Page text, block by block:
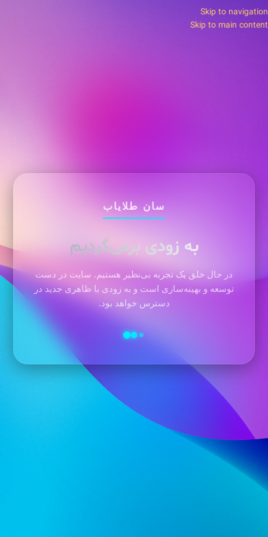
Skip to navigation
Skip to main content
سان طلایاب
به زودی برمی‌گردیم
در حال خلق یک تجربه بی‌نظیر هستیم. سایت در دست
توسعه و بهینه‌سازی است و به زودی با ظاهری جدید در
دسترس خواهد بود.